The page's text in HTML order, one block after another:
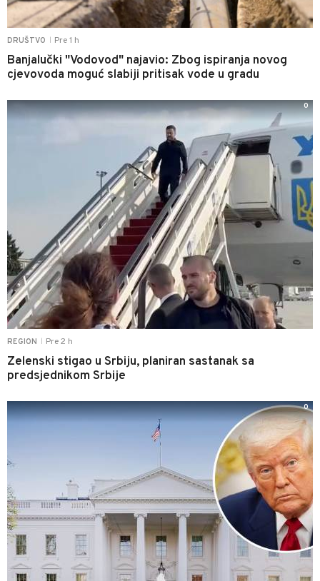
DRUŠTVO Pre 1 h
Banjalučki "Vodovod" najavio: Zbog ispiranja novog
cjevovoda moguć slabiji pritisak vode u gradu
REGION Pre 2 h
Zelenski stigao u Srbiju, planiran sastanak sa
predsjednikom Srbije
0
0